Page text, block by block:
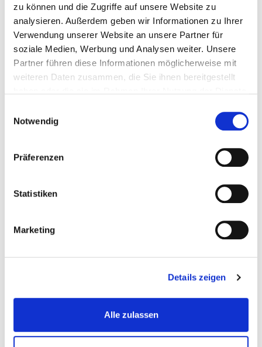
zu können und die Zugriffe auf unsere Website zu
analysieren. Außerdem geben wir Informationen zu Ihrer
Verwendung unserer Website an unsere Partner für
soziale Medien, Werbung und Analysen weiter. Unsere
Partner führen diese Informationen möglicherweise mit
weiteren Daten zusammen, die Sie ihnen bereitgestellt
Notwendig
Präferenzen
Statistiken
Marketing
Details zeigen
Alle zulassen
Newsletter 57
Newsletter 58
Newsletter 58
Newsletter 59
Newsletter 60
Newsletter 62